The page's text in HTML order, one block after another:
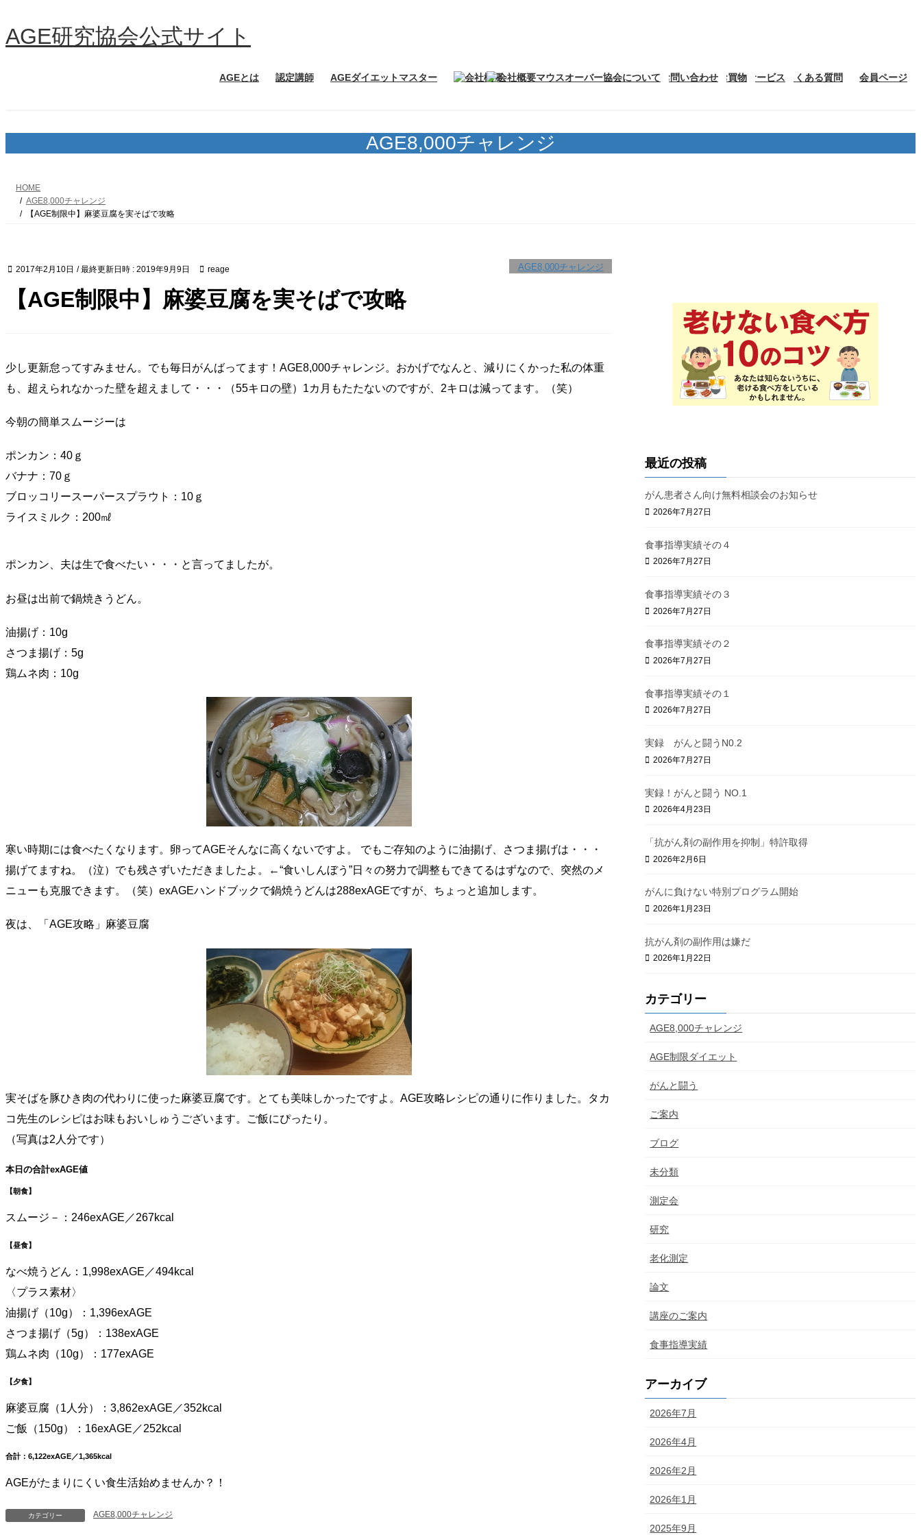
テ
ゲ
AGE研究協会公式サイト
AGEとは 認定講師 AGEダイエットマスター 協会について お問い合わせ お買物 サービス よくある質問 会員ページ
AGE8,000チャレンジ
HOME
AGE8,000チャレンジ
【AGE制限中】麻婆豆腐を実そばで攻略
2017年2月10日 / 最終更新日時 : 2019年9月9日 reage AGE8,000チャレンジ
【AGE制限中】麻婆豆腐を実そばで攻略
少し更新怠ってすみません。でも毎日がんばってます！AGE8,000チャレンジ。おかげでなんと、減りにくかった私の体重
も、超えられなかった壁を超えまして・・・（55キロの壁）1カ月もたたないのですが、2キロは減ってます。（笑）
今朝の簡単スムージーは
ポンカン：40ｇ
バナナ：70ｇ
ブロッコリースーパースプラウト：10ｇ
ライスミルク：200㎖
ポンカン、夫は生で食べたい・・・と言ってましたが。
お昼は出前で鍋焼きうどん。
油揚げ：10g
さつま揚げ：5g
鶏ムネ肉：10g
寒い時期には食べたくなります。卵ってAGEそんなに高くないですよ。 でもご存知のように油揚げ、さつま揚げは・・・
揚げてますね。（泣）でも残さずいただきましたよ。←“食いしんぼう”日々の努力で調整もできてるはずなので、突然のメ
ニューも克服できます。（笑）exAGEハンドブックで鍋焼うどんは288exAGEですが、ちょっと追加します。
夜は、「AGE攻略」麻婆豆腐
実そばを豚ひき肉の代わりに使った麻婆豆腐です。とても美味しかったですよ。AGE攻略レシピの通りに作りました。タカ
コ先生のレシピはお味もおいしゅうございます。ご飯にぴったり。
（写真は2人分です）
本日の合計exAGE値
【朝食】
スムージ－：246exAGE／267kcal
【昼食】
なべ焼うどん：1,998exAGE／494kcal
〈プラス素材〉
油揚げ（10g）：1,396exAGE
さつま揚げ（5g）：138exAGE
鶏ムネ肉（10g）：177exAGE
【夕食】
麻婆豆腐（1人分）：3,862exAGE／352kcal
ご飯（150g）：16exAGE／252kcal
合計：6,122exAGE／1,365kcal
AGEがたまりにくい食生活始めませんか？！
カテゴリー AGE8,000チャレンジ
最近の投稿
がん患者さん向け無料相談会のお知らせ
2026年7月27日
食事指導実績その４
2026年7月27日
食事指導実績その３
2026年7月27日
食事指導実績その２
2026年7月27日
食事指導実績その１
2026年7月27日
実録 がんと闘うN0.2
2026年7月27日
実録！がんと闘う NO.1
2026年4月23日
「抗がん剤の副作用を抑制」特許取得
2026年2月6日
がんに負けない特別プログラム開始
2026年1月23日
抗がん剤の副作用は嫌だ
2026年1月22日
カテゴリー
AGE8,000チャレンジ
AGE制限ダイエット
がんと闘う
ご案内
ブログ
未分類
測定会
研究
老化測定
論文
講座のご案内
食事指導実績
アーカイブ
2026年7月
2026年4月
2026年2月
2026年1月
2025年9月